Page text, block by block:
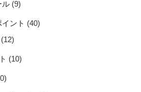
ル (9)
ント (40)
(12)
(10)